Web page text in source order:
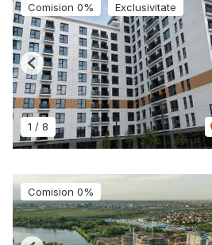
Comision 0% Exclusivitate
1 / 8
Previous
Comision 0%